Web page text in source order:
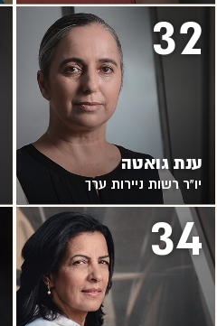
32
ענת גואטה
יו"ר רשות ניירות ערך
34